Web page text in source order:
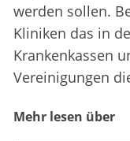
werden sollen.
Kliniken das in
Krankenkassen
Vereinigungen
Mehr lesen über